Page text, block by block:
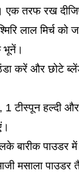
तरफ रख
लाल मिर्च
भूनें।
करें और छोटे
1 टीस्पून हल्दी
बारीक पाउडर
मसाला पाउडर